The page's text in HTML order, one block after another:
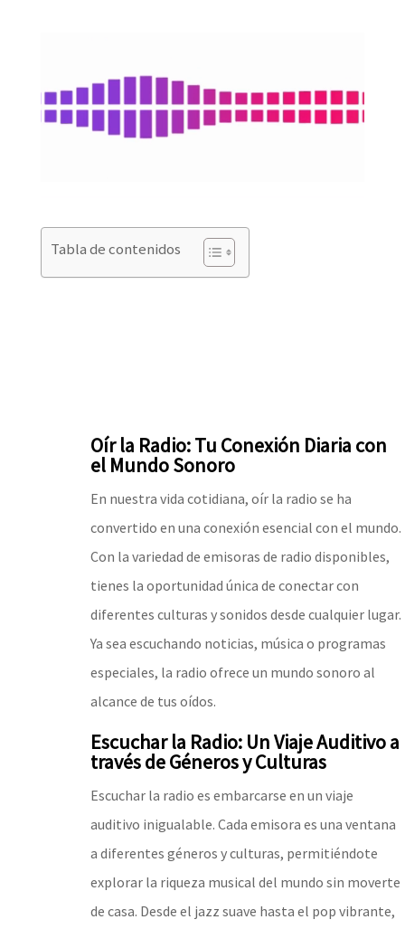
Tabla de contenidos
Oír la Radio: Tu Conexión Diaria con
el Mundo Sonoro
En nuestra vida cotidiana, oír la radio se ha
convertido en una conexión esencial con el mundo.
Con la variedad de emisoras de radio disponibles,
tienes la oportunidad única de conectar con
diferentes culturas y sonidos desde cualquier lugar.
Ya sea escuchando noticias, música o programas
especiales, la radio ofrece un mundo sonoro al
alcance de tus oídos.
Escuchar la Radio: Un Viaje Auditivo a
través de Géneros y Culturas
Escuchar la radio es embarcarse en un viaje
auditivo inigualable. Cada emisora es una ventana
a diferentes géneros y culturas, permitiéndote
explorar la riqueza musical del mundo sin moverte
de casa. Desde el jazz suave hasta el pop vibrante,